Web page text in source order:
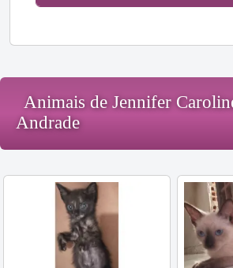
Animais de Jennifer
Andrade